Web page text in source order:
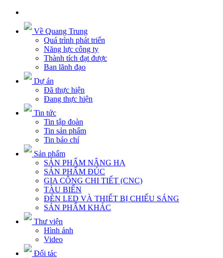
Về Quang Trung
Quá trình phát triển
Năng lực công ty
Thành tích đạt được
Ban lãnh đạo
Dự án
Đã thực hiện
Đang thực hiện
Tin tức
Tin tập đoàn
Tin sản phẩm
Tin báo chí
Sản phẩm
SẢN PHẨM NÂNG HẠ
SẢN PHẨM ĐÚC
GIA CÔNG CHI TIẾT (CNC)
TÀU BIỂN
ĐÈN LED VÀ THIẾT BỊ CHIẾU SÁNG
SẢN PHẨM KHÁC
Thư viện
Hình ảnh
Video
Đối tác